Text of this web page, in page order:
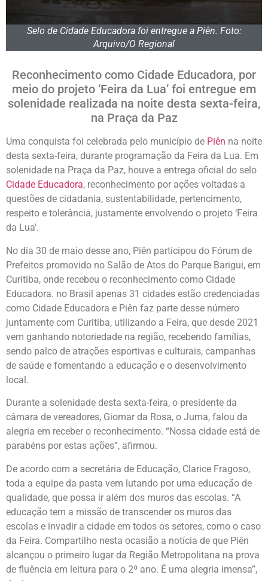
Selo de Cidade Educadora foi entregue a Piên. Foto:
Arquivo/O Regional
Reconhecimento como Cidade Educadora, por
meio do projeto ‘Feira da Lua’ foi entregue em
solenidade realizada na noite desta sexta-feira,
na Praça da Paz
Uma conquista foi celebrada pelo município de Piên na noite
desta sexta-feira, durante programação da Feira da Lua. Em
solenidade na Praça da Paz, houve a entrega oficial do selo
Cidade Educadora, reconhecimento por ações voltadas a
questões de cidadania, sustentabilidade, pertencimento,
respeito e tolerância, justamente envolvendo o projeto ‘Feira
da Lua’.
No dia 30 de maio desse ano, Piên participou do Fórum de
Prefeitos promovido no Salão de Atos do Parque Barigui, em
Curitiba, onde recebeu o reconhecimento como Cidade
Educadora. no Brasil apenas 31 cidades estão credenciadas
como Cidade Educadora e Piên faz parte desse número
juntamente com Curitiba, utilizando a Feira, que desde 2021
vem ganhando notoriedade na região, recebendo famílias,
sendo palco de atrações esportivas e culturais, campanhas
de saúde e fomentando a educação e o desenvolvimento
local.
Durante a solenidade desta sexta-feira, o presidente da
câmara de vereadores, Giomar da Rosa, o Juma, falou da
alegria em receber o reconhecimento. “Nossa cidade está de
parabéns por estas ações”, afirmou.
De acordo com a secretária de Educação, Clarice Fragoso,
toda a equipe da pasta vem lutando por uma educação de
qualidade, que possa ir além dos muros das escolas. “A
educação tem a missão de transcender os muros das
escolas e invadir a cidade em todos os setores, como o caso
da Feira. Compartilho nesta ocasião a notícia de que Piên
alcançou o primeiro lugar da Região Metropolitana na prova
de fluência em leitura para o 2º ano. É uma alegria imensa”,